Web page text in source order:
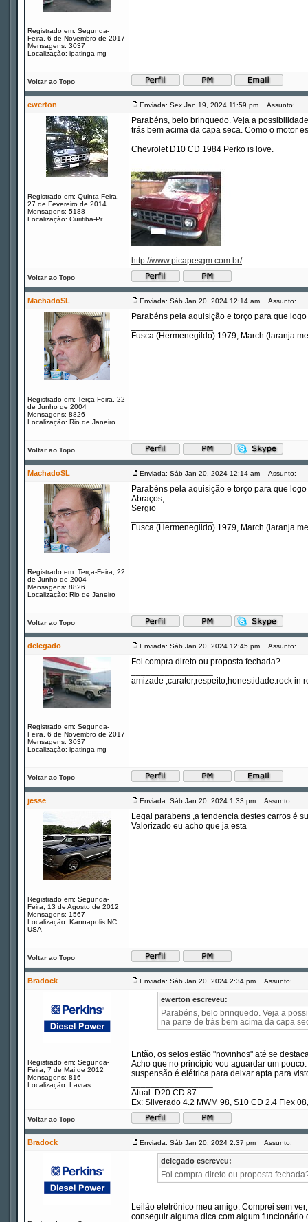
Registrado em: Segunda-
Feira, 6 de Novembro de 2017
Mensagens: 3037
Localização: ipatinga mg
Voltar ao Topo
ewerton Enviada: Sex Jan 19, 2024 11:59 pm Assunto:
Registrado em: Quinta-Feira,
27 de Fevereiro de 2014
Mensagens: 5188
Localização: Curitiba-Pr
Parabéns, belo brinquedo. Veja a
trás bem acima da capa seca. Como o motor
Chevrolet D10 CD 1984 Perko is love.
http://www.picapesgm.com.br/
Voltar ao Topo
MachadoSL Enviada: Sáb Jan 20, 2024 12:14 am Assunto:
Registrado em: Terça-Feira, 22
de Junho de 2004
Mensagens: 8826
Localização: Rio de Janeiro
Parabéns pela aquisição e torço para que
Fusca (Hermenegildo) 1979, March (laranja
Voltar ao Topo
MachadoSL Enviada: Sáb Jan 20, 2024 12:14 am Assunto:
Registrado em: Terça-Feira, 22
de Junho de 2004
Mensagens: 8826
Localização: Rio de Janeiro
Parabéns pela aquisição e torço para que
Abraços,
Sergio
Fusca (Hermenegildo) 1979, March (laranja
Voltar ao Topo
delegado Enviada: Sáb Jan 20, 2024 12:45 pm Assunto:
Registrado em: Segunda-
Feira, 6 de Novembro de 2017
Mensagens: 3037
Localização: ipatinga mg
Foi compra direto ou proposta fechada?
amizade ,carater,respeito,honestidade.rock in
Voltar ao Topo
jesse Enviada: Sáb Jan 20, 2024 1:33 pm Assunto:
Registrado em: Segunda-
Feira, 13 de Agosto de 2012
Mensagens: 1567
Localização: Kannapolis NC
USA
Legal parabens ,a tendencia destes carros é
Valorizado eu acho que ja esta
Voltar ao Topo
Bradock Enviada: Sáb Jan 20, 2024 2:34 pm Assunto:
Registrado em: Segunda-
Feira, 7 de Mai de 2012
Mensagens: 816
Localização: Lavras
ewerton escreveu:
Parabéns, belo brinquedo. Veja a
na parte de trás bem acima da capa
Então, os selos estão "novinhos" até se
Acho que no princípio vou aguardar um
suspensão é elétrica para deixar apta para
Atual: D20 CD 87
Ex: Silverado 4.2 MWM 98, S10 CD 2.4 Flex
Voltar ao Topo
Bradock Enviada: Sáb Jan 20, 2024 2:37 pm Assunto:
delegado escreveu:
Foi compra direto ou proposta
Leilão eletrônico meu amigo. Comprei sem
conseguir alguma dica com algum